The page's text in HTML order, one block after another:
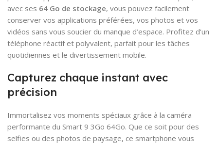
avec ses 64 Go de stockage, vous pouvez facilement
conserver vos applications préférées, vos photos et vos
vidéos sans vous soucier du manque d’espace. Profitez d’un
téléphone réactif et polyvalent, parfait pour les tâches
quotidiennes et le divertissement mobile.
Capturez chaque instant avec
précision
Immortalisez vos moments spéciaux grâce à la caméra
performante du Smart 9 3Go 64Go. Que ce soit pour des
selfies ou des photos de paysage, ce smartphone vous